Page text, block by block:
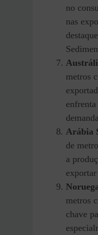
no
nas
metros
Arábia
de
a
exportar
metros
chave